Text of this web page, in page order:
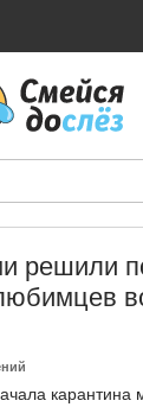
решили
карантина